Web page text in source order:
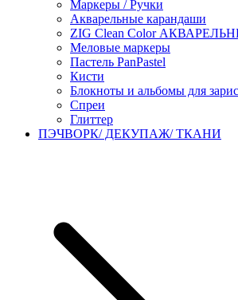
Маркеры / Ручки
Акварельные карандаши
ZIG Clean Color
Меловые маркеры
Пастель PanPastel
Кисти
Блокноты и альбомы для
Спреи
Глиттер
ПЭЧВОРК/ ДЕКУПАЖ/ ТКАНИ